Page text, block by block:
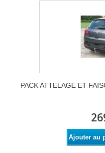
PACK ATTELAGE ET
Ajouter au